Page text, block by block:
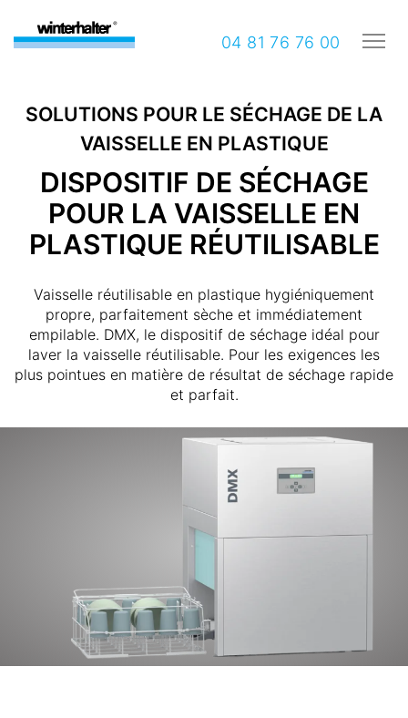
04 81 76 76 00
SOLUTIONS POUR LE SÉCHAGE DE LA
VAISSELLE EN PLASTIQUE
DISPOSITIF DE SÉCHAGE
POUR LA VAISSELLE EN
PLASTIQUE RÉUTILISABLE
Vaisselle réutilisable en plastique hygiéniquement
propre, parfaitement sèche et immédiatement
empilable. DMX, le dispositif de séchage idéal pour
laver la vaisselle réutilisable. Pour les exigences les
plus pointues en matière de résultat de séchage rapide
et parfait.